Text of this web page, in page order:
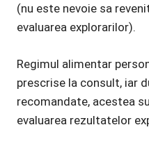
(nu este nevoie sa
evaluarea explorarilor).
Regimul alimentar
prescrise la consult, iar
recomandate, acestea
evaluarea rezultatelor